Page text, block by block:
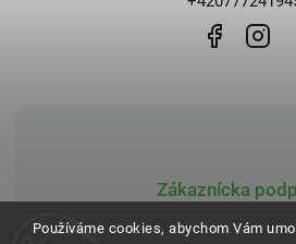
Používáme cookies, abychom Vám
Zákaznícka